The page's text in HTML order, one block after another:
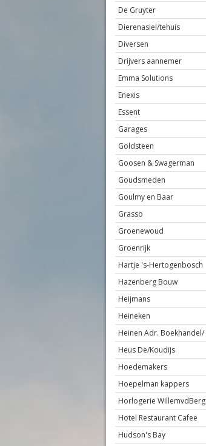
De Gruyter
Dierenasiel/tehuis
Diversen
Drijvers aannemer
Emma Solutions
Enexis
Essent
Garages
Goldsteen
Goosen & Swagerman
Goudsmeden
Goulmy en Baar
Grasso
Groenewoud
Groenrijk
Hartje 's-Hertogenbosch
Hazenberg Bouw
Heijmans
Heineken
Heinen Adr.
Heus De/Koudijs
Hoedemakers
Hoepelman kappers
Horlogerie WillemvdBerg
Hotel Restaurant Cafee
Hudson's Bay